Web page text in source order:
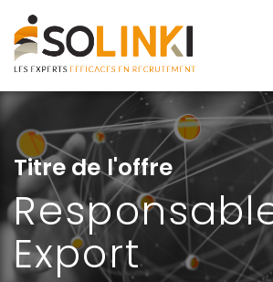
Titre de l'offre
Export